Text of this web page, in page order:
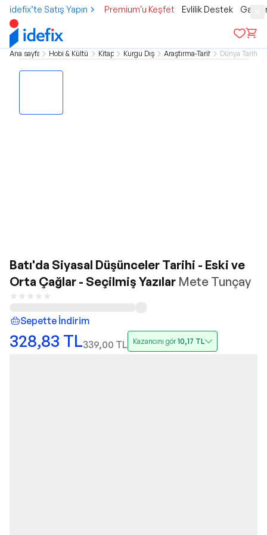
idefix’te Satış Yapın Premium'u Keşfet Evlilik Destek
Ana sayfa Hobi & Kültür Kitap Kurgu Dışı Araştırma-Tarih Dünya Tarihi
Batı'da Siyasal Düşünceler Tarihi - Eski ve
Orta Çağlar - Seçilmiş Yazılar Mete Tunçay
Sepette İndirim
328,83 TL339,00 TL Kazancını gör10,17 TL